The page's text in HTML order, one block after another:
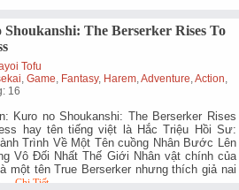
The Berserker Rises To
Tofu
,Game Fantasy, Harem ,Adventure ,Action
16
Kuro no Shoukanshi: The Berserker Rises
hay tên tiếng việt là Hắc Triệu Hồi Sư:
Trình Về Một Tên cuồng Nhân Bước Lên
Vô Đối Nhất Thế Giới Nhân vật chính của
một tên True Berserker nhưng thích giả nai
Chi Tiết.